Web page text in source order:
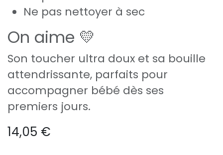
Ne pas nettoyer à sec
On aime 💛
Son toucher ultra doux et sa bouille
attendrissante, parfaits pour
accompagner bébé dès ses
premiers jours.
14,05 €